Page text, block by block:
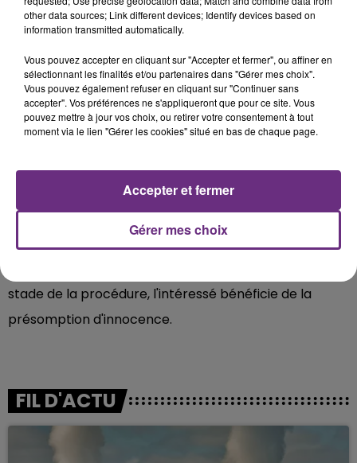
Sur les réseaux sociaux, la venue d'AD Laurenta
également suscité l'indignation de nombreux parents
car depuis 2024, le créateur de contenu fait l'objet
d'une information judiciaire, après le dépôt d'une
plainte pour viols, par une jeune femme ayant
souhaité conserver l'anonymat .
stade de la procédure, l'intéressé bénéficie de la
présomption d'innocence.
FIL D'ACTU
other data sources; Link different devices; Identify devices based on
information transmitted automatically.
Vous pouvez accepter en cliquant sur "Accepter et fermer", ou affiner en
sélectionnant les finalités et/ou partenaires dans "Gérer mes choix".
Vous pouvez également refuser en cliquant sur "Continuer sans
accepter". Vos préférences ne s'appliqueront que pour ce site. Vous
pouvez mettre à jour vos choix, ou retirer votre consentement à tout
moment via le lien "Gérer les cookies" situé en bas de chaque page.
Gérer mes choix
Accepter et fermer